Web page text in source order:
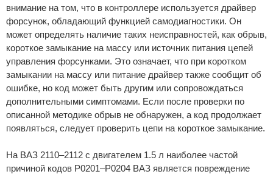
внимание на том, что в контроллере используется драйвер
форсунок, обладающий функцией самодиагностики. Он
может определять наличие таких неисправностей, как обрыв,
короткое замыкание на массу или источник питания цепей
управления форсунками. Это означает, что при коротком
замыкании на массу или питание драйвер также сообщит об
ошибке, но код может быть другим или сопровождаться
дополнительными симптомами. Если после проверки по
описанной методике обрыв не обнаружен, а код продолжает
появляться, следует проверить цепи на короткое замыкание.
На ВАЗ 2110–2112 с двигателем 1.5 л наиболее частой
причиной кодов Р0201–Р0204 ВАЗ является повреждение